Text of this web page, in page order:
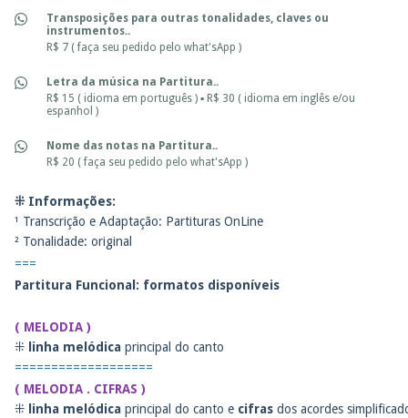
Transposições para outras tonalidades, claves ou
instrumentos..
R$ 7 ( faça seu pedido pelo what'sApp )
Letra da música na Partitura..
R$ 15 ( idioma em português ) ▪ R$ 30 ( idioma em inglês e/ou
espanhol )
Nome das notas na Partitura..
R$ 20 ( faça seu pedido pelo what'sApp )
⁜ Informações:
¹ Transcrição e Adaptação: Partituras OnLine
² Tonalidade: original
===
Partitura Funcional: formatos disponíveis
( MELODIA )
⁜ linha melódica principal do canto
===================
( MELODIA . CIFRAS )
⁜ linha melódica principal do canto e cifras dos acordes